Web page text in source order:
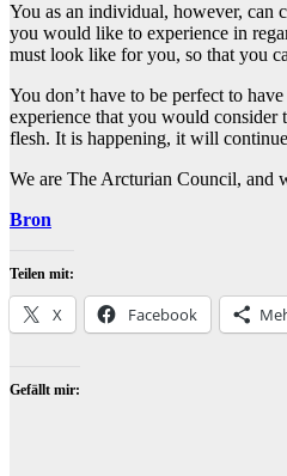
You as an individual, however, can
you would like to experience in
must look like for you, so that you
You don’t have to be perfect to
experience that you would consider
flesh. It is happening, it will
We are The Arcturian Council, and
Bron
Teilen mit:
X Facebook
Gefällt mir: